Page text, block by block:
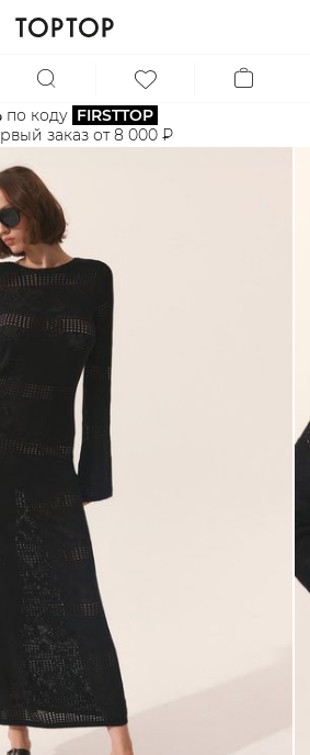
по коду FIRSTTOP
заказ от 8 000 ₽